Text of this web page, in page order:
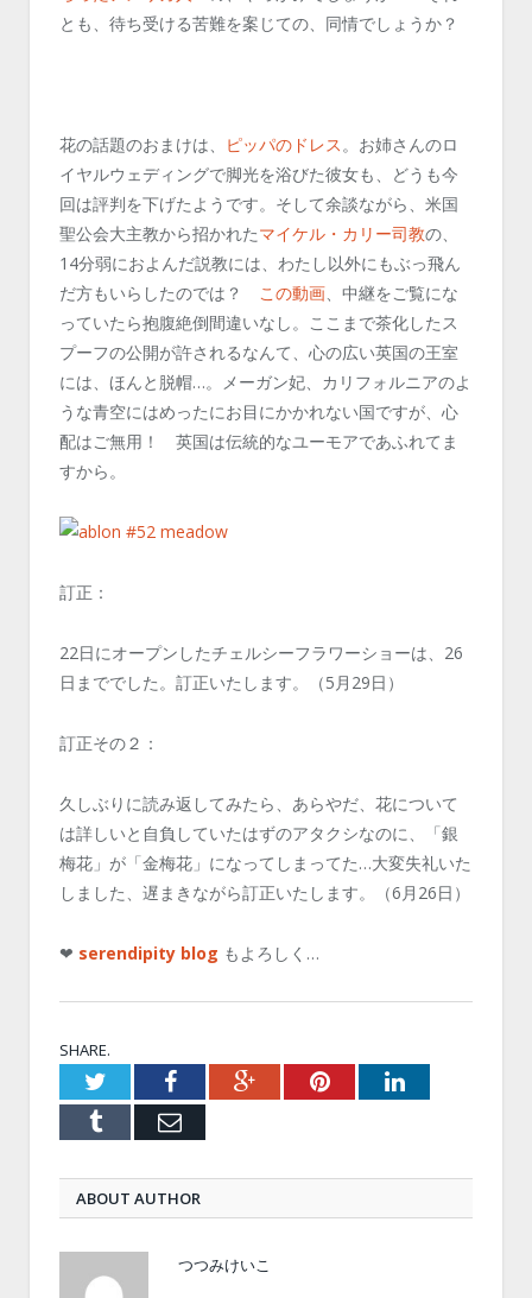
とも、待ち受ける苦難を案じての、同情でしょうか？
花の話題のおまけは、 ピッパのドレス 。お姉さんのロ
イヤルウェディングで脚光を浴びた彼女も、どうも今
回は評判を下げたようです。そして余談ながら、米国
聖公会大主教から招かれたマイケル・カリー司教の、
14分弱におよんだ説教には、わたし以外にもぶっ飛ん
だ方もいらしたのでは？
この動画 、中継をご覧にな
っていたら抱腹絶倒間違いなし。ここまで茶化したス
プーフの公開が許されるなんて、心の広い英国の王室
には、ほんと脱帽…。メーガン妃、カリフォルニアのよ
うな青空にはめったにお目にかかれない国ですが、心
配はご無用！ 英国は伝統的なユーモアであふれてま
すから。
訂正：
22日にオープンしたチェルシーフラワーショーは、26
日まででした。訂正いたします。（5月29日）
訂正その２：
久しぶりに読み返してみたら、あらやだ、花について
は詳しいと自負していたはずのアタクシなのに、「銀
梅花」が「金梅花」になってしまってた…大変失礼いた
しました、遅まきながら訂正いたします。（6月26日）
❤ serendipity blog もよろしく…
SHARE.
TwitterFacebookGoogle+PinterestLinkedIn
Tumblr Email
ABOUT AUTHOR
つつみけいこ